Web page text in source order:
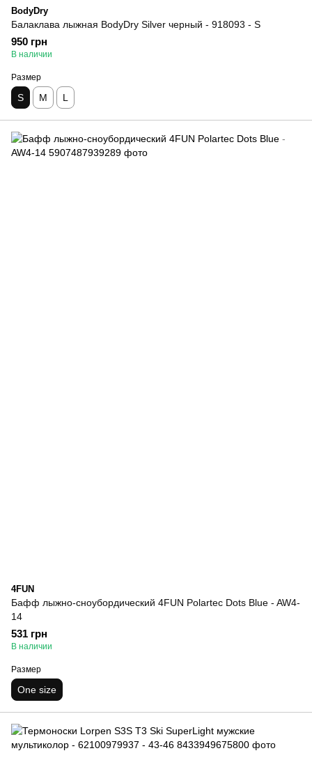
BodyDry
Балаклава лыжная BodyDry Silver черный - 918093 - S
950 грн
В наличии
Размер
S M L
4FUN
Бафф лыжно-сноубордический 4FUN Polartec Dots Blue - AW4-
14
531 грн
В наличии
Размер
One size